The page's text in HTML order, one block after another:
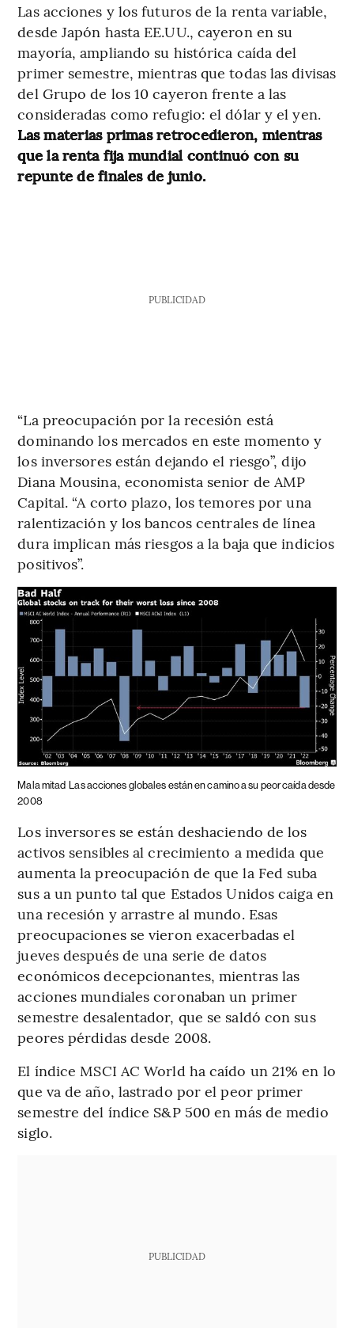
Las acciones y los futuros de la renta variable,
desde Japón hasta EE.UU., cayeron en su
mayoría, ampliando su histórica caída del
primer semestre, mientras que todas las divisas
del Grupo de los 10 cayeron frente a las
consideradas como refugio: el dólar y el yen.
Las materias primas retrocedieron, mientras
que la renta fija mundial continuó con su
repunte de finales de junio.
PUBLICIDAD
“La preocupación por la recesión está
dominando los mercados en este momento y
los inversores están dejando el riesgo”, dijo
Diana Mousina, economista senior de AMP
Capital. “A corto plazo, los temores por una
ralentización y los bancos centrales de línea
dura implican más riesgos a la baja que indicios
positivos”.
Mala mitad Las acciones globales están en camino a su peor caída desde
2008
Los inversores se están deshaciendo de los
activos sensibles al crecimiento a medida que
aumenta la preocupación de que la Fed suba
sus a un punto tal que Estados Unidos caiga en
una recesión y arrastre al mundo. Esas
preocupaciones se vieron exacerbadas el
jueves después de una serie de datos
económicos decepcionantes, mientras las
acciones mundiales coronaban un primer
semestre desalentador, que se saldó con sus
peores pérdidas desde 2008.
El índice MSCI AC World ha caído un 21% en lo
que va de año, lastrado por el peor primer
semestre del índice S&P 500 en más de medio
siglo.
PUBLICIDAD